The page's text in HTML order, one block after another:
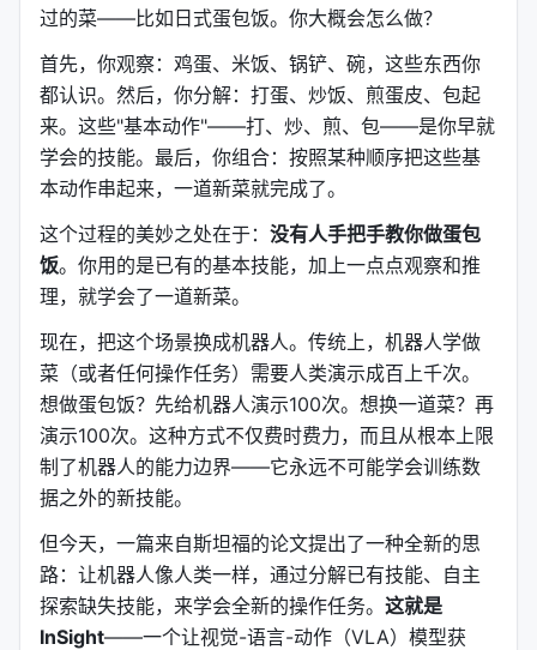
过的菜——比如日式蛋包饭。你大概会怎么做？
首先，你观察：鸡蛋、米饭、锅铲、碗，这些东西你
都认识。然后，你分解：打蛋、炒饭、煎蛋皮、包起
来。这些"基本动作"——打、炒、煎、包——是你早就
学会的技能。最后，你组合：按照某种顺序把这些基
本动作串起来，一道新菜就完成了。
这个过程的美妙之处在于： 没有人手把手教你做蛋包
饭。你用的是已有的基本技能，加上一点点观察和推
理，就学会了一道新菜。
现在，把这个场景换成机器人。传统上，机器人学做
菜（或者任何操作任务）需要人类演示成百上千次。
想做蛋包饭？先给机器人演示100次。想换一道菜？再
演示100次。这种方式不仅费时费力，而且从根本上限
制了机器人的能力边界——它永远不可能学会训练数
据之外的新技能。
但今天，一篇来自斯坦福的论文提出了一种全新的思
路：让机器人像人类一样，通过分解已有技能、自主
探索缺失技能，来学会全新的操作任务。 这就是
InSight——一个让视觉-语言-动作（VLA）模型获